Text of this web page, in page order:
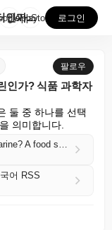
베이킹에 가장 좋은 것은 버터인가 마가린인가? 식품 과...
AppStore 로그인
팔로우
인가? 식품 과학자
둘 중 하나를 선택
의미합니다.
What's best for baking—butter or margarine? A food scientist explains
어 RSS